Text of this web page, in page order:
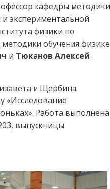
кафедры методики
экспериментальной
физики по
обучения физике
и Тюканов Алексей
и Щербина
«Исследование
Работа выполнена
выпускницы